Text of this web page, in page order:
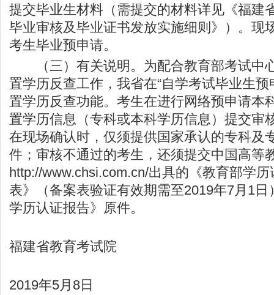
提交毕业生材料（需提交的材料详见《福建
毕业审核及毕业证书发放实施细则》）。现
考生毕业预申请。
（三）有关说明。为配合教育部考试中
置学历反查工作，我省在“自学考试毕业生预
置学历反查功能。考生在进行网络预申请本
置学历信息（专科或本科学历信息）提交审
在现场确认时，仅须提供国家承认的专科及
件；审核不通过的考生，还须提交中国高等
http://www.chsi.com.cn/出具的《教育部学
表》（备案表验证有效期需至2019年7月1
学历认证报告》原件。
福建省教育考试院
2019年5月8日